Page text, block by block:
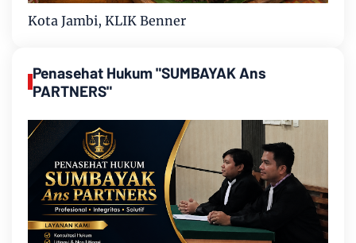
Kota Jambi, KLIK Benner
Penasehat Hukum "SUMBAYAK Ans
PARTNERS"